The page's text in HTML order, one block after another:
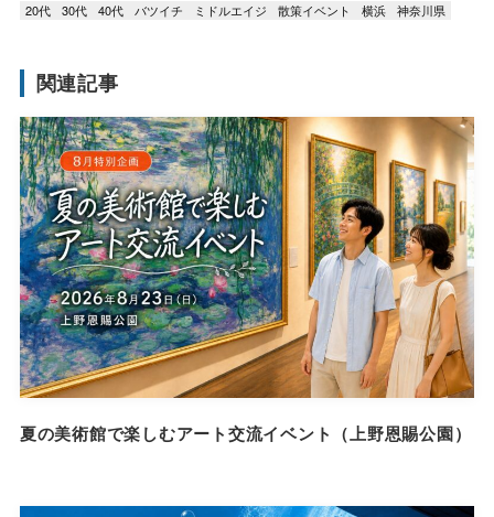
20代 30代 40代 バツイチ ミドルエイジ 散策イベント 横浜 神奈川県
関連記事
夏の美術館で楽しむアート交流イベント（上野恩賜公園）